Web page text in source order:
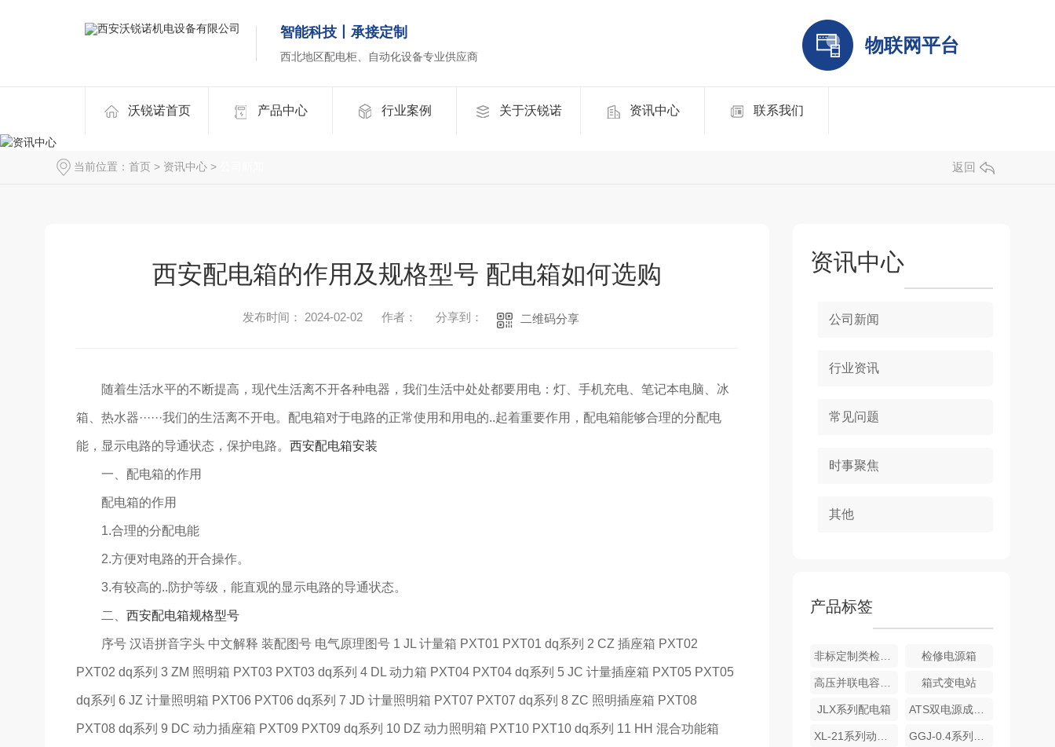
智能科技丨承接定制
西北地区配电柜、自动化设备专业供应商
物联网平台
沃锐诺首页 产品中心 行业案例 关于沃锐诺 资讯中心 联系我们
当前位置： 首页 > 资讯中心 > 返回
西安配电箱的作用及规格型号 配电箱如何选购
发布时间： 2024-02-02 作者： 分享到： 二维码分享
随着生活水平的不断提高，现代生活离不开各种电器，我们生活中处处都要用电：灯、手机充电、笔记本电脑、冰
箱、热水器······我们的生活离不开电。配电箱对于电路的正常使用和用电的..起着重要作用，配电箱能够合理的分配电
能，显示电路的导通状态，保护电路。 西安配电箱安装
一、配电箱的作用
配电箱的作用
1.合理的分配电能
2.方便对电路的开合操作。
3.有较高的..防护等级，能直观的显示电路的导通状态。
二、 西安配电箱规格型号
序号 汉语拼音字头 中文解释 装配图号 电气原理图号 1 JL 计量箱 PXT01 PXT01 dq系列 2 CZ 插座箱 PXT02
PXT02 dq系列 3 ZM 照明箱 PXT03 PXT03 dq系列 4 DL 动力箱 PXT04 PXT04 dq系列 5 JC 计量插座箱 PXT05 PXT05
dq系列 6 JZ 计量照明箱 PXT06 PXT06 dq系列 7 JD 计量照明箱 PXT07 PXT07 dq系列 8 ZC 照明插座箱 PXT08
PXT08 dq系列 9 DC 动力插座箱 PXT09 PXT09 dq系列 10 DZ 动力照明箱 PXT10 PXT10 dq系列 11 HH 混合功能箱
资讯中心
公司新闻
行业资讯
常见问题
时事聚焦
其他
产品标签
非标定制类检修柜 检修电源箱
高压并联电容成套补偿装置 箱式变电站
JLX系列配电箱 ATS双电源成套装置
XL-21系列动力柜 GGJ-0.4系列低压电容补偿柜